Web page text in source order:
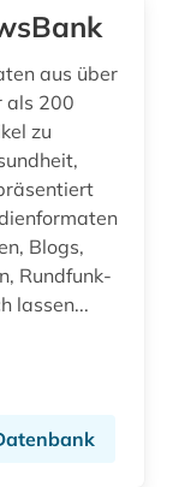
bundes-angestelltentarifvertrag (4)
aus über
als 200
zu
Blogs,
Rundfunk-
lassen...